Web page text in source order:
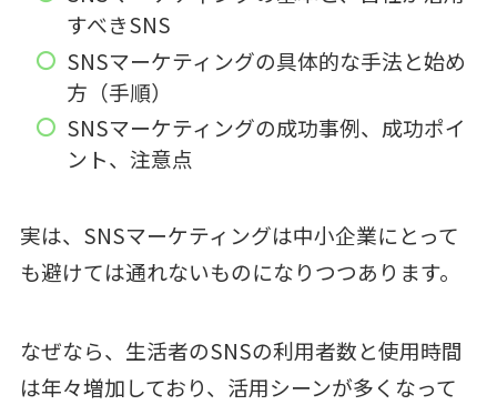
すべきSNS
SNSマーケティングの具体的な手法と始め
方（手順）
SNSマーケティングの成功事例、成功ポイ
ント、注意点
実は、SNSマーケティングは中小企業にとって
も避けては通れないものになりつつあります。
なぜなら、生活者のSNSの利用者数と使用時間
は年々増加しており、活用シーンが多くなって